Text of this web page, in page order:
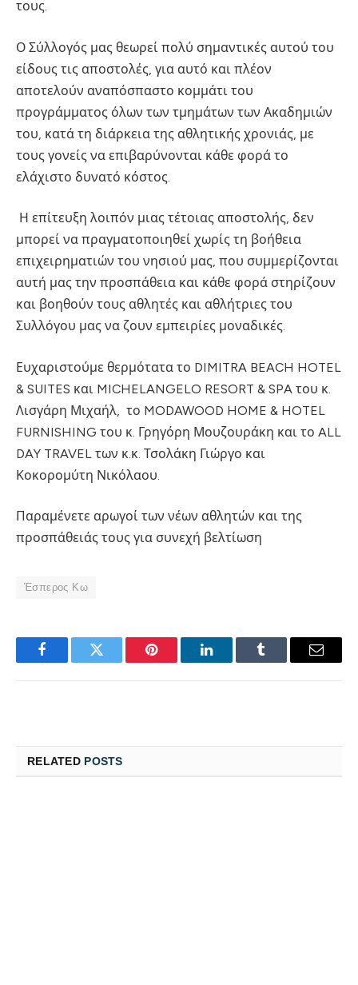
τους.
Ο Σύλλογός μας θεωρεί πολύ σημαντικές αυτού του
είδους τις αποστολές, για αυτό και πλέον
αποτελούν αναπόσπαστο κομμάτι του
προγράμματος όλων των τμημάτων των Ακαδημιών
του, κατά τη διάρκεια της αθλητικής χρονιάς, με
τους γονείς να επιβαρύνονται κάθε φορά το
ελάχιστο δυνατό κόστος.
Η επίτευξη λοιπόν μιας τέτοιας αποστολής, δεν
μπορεί να πραγματοποιηθεί χωρίς τη βοήθεια
επιχειρηματιών του νησιού μας, που συμμερίζονται
αυτή μας την προσπάθεια και κάθε φορά στηρίζουν
και βοηθούν τους αθλητές και αθλήτριες του
Συλλόγου μας να ζουν εμπειρίες μοναδικές.
Ευχαριστούμε θερμότατα το DIMITRA BEACH HOTEL
& SUITES και MICHELANGELO RESORT & SPA του κ.
Λισγάρη Μιχαήλ, το MODAWOOD HOME & HOTEL
FURNISHING του κ. Γρηγόρη Μουζουράκη και το ALL
DAY TRAVEL των κ.κ. Τσολάκη Γιώργο και
Κοκορομύτη Νικόλαου.
Παραμένετε αρωγοί των νέων αθλητών και της
προσπάθειάς τους για συνεχή βελτίωση
Έσπερος Κω
FacebookTwitter Pinterest LinkedInTumblr Email
RELATED POSTS